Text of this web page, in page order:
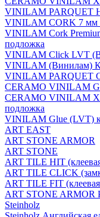
VINILAM PARQUET
VINILAM CORK 7 мм
VINILAM Cork
подложка
VINILAM Click LVT
VINILAM (Винилам)
VINILAM PARQUET
CERAMO VINILAM
CERAMO VINILAM
подложка
VINILAM Glue (LVT)
ART EAST
ART STONE ARMOR
ART STONE
ART TILE HIT
ART TILE CLICK
ART TILE FIT
ART STONE ARMOR
Steinholz